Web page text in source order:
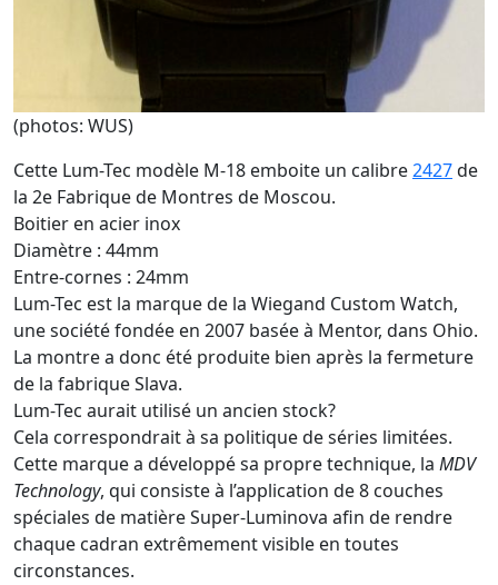
(photos: WUS)
Cette Lum-Tec modèle M-18 emboite un calibre2427de
la 2e Fabrique de Montres de Moscou.
Boitier en acier inox
Diamètre : 44mm
Entre-cornes : 24mm
Lum-Tec est la marque de la Wiegand Custom Watch,
une société fondée en 2007 basée à Mentor, dans Ohio.
La montre a donc été produite bien après la fermeture
de la fabrique Slava.
Lum-Tec aurait utilisé un ancien stock?
Cela correspondrait à sa politique de séries limitées.
Cette marque a développé sa propre technique, la MDV
Technology, qui consiste à l’application de 8 couches
spéciales de matière Super-Luminova afin de rendre
chaque cadran extrêmement visible en toutes
circonstances.